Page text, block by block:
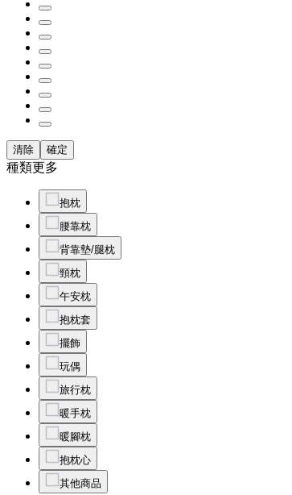
清除 確定
種類更多
抱枕
腰靠枕
背靠墊/腿枕
頸枕
午安枕
抱枕套
擺飾
玩偶
旅行枕
暖手枕
暖腳枕
抱枕心
其他商品